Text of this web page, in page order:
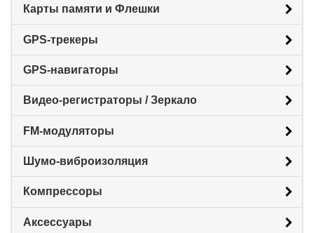
Карты памяти и Флешки
GPS-трекеры
GPS-навигаторы
Видео-регистраторы / Зеркало
FM-модуляторы
Шумо-виброизоляция
Компрессоры
Аксессуары